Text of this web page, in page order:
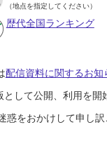
（地点を指定してください）
歴代全国ランキング
配信資料に関するお知
して公開、利用を
をおかけして申し